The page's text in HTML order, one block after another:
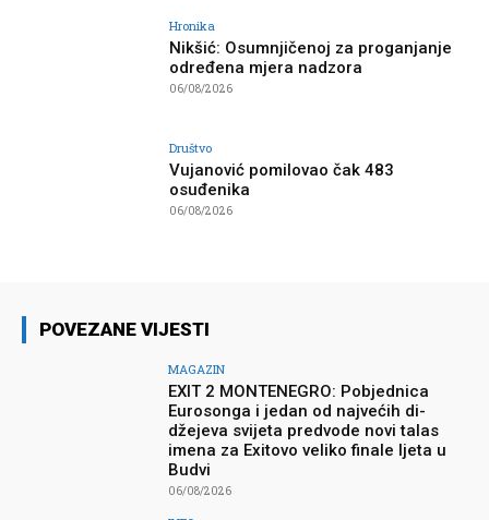
Hronika
Nikšić: Osumnjičenoj za proganjanje
određena mjera nadzora
06/08/2026
Društvo
Vujanović pomilovao čak 483
osuđenika
06/08/2026
POVEZANE VIJESTI
MAGAZIN
EXIT 2 MONTENEGRO: Pobjednica
Eurosonga i jedan od najvećih di-
džejeva svijeta predvode novi talas
imena za Exitovo veliko finale ljeta u
Budvi
06/08/2026